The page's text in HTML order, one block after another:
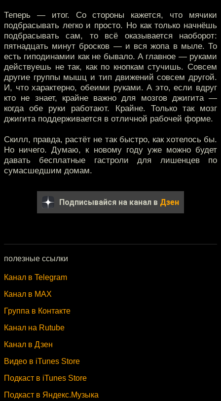
Теперь — итог. Со стороны кажется, что мячики
подбрасывать легко и просто. Но как только начнёшь
подбрасывать сам, то всё оказывается наоборот:
пятнадцать минут бросков — и вся жопа в мыле. То
есть гиподинамии как не бывало. А главное — руками
действуешь не так, как по кнопкам стучишь. Совсем
другие группы мышц и тип движений совсем другой.
И, что характерно, обеими руками. А это, если вдруг
кто не знает, крайне важно для мозгов джигита —
когда обе руки работают. Крайне. Только так мозг
джигита поддерживается в отличной рабочей форме.
Скилл, правда, растёт не так быстро, как хотелось бы.
Но ничего. Думаю, к новому году уже можно будет
давать бесплатные гастроли для лишенцев по
сумасшедшим домам.
Подписывайся на канал в Дзен
полезные ссылки
Канал в Telegram
Канал в MAX
Группа в Контакте
Канал на Rutube
Канал в Дзен
Видео в iTunes Store
Подкаст в iTunes Store
Подкаст в Яндекс.Музыка